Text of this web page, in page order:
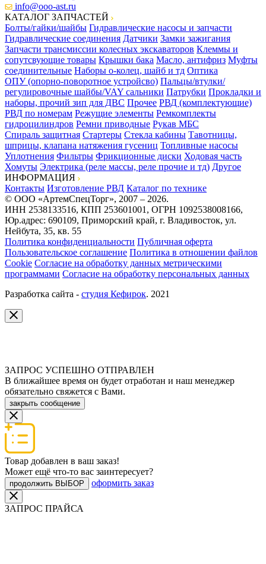
info@ooo-ast.ru
КАТАЛОГ ЗАПЧАСТЕЙ
Болты/гайки/шайбы Гидравлические насосы и запчасти
Гидравлические соединения Датчики Замки зажигания
Запчасти трансмиссии колесных экскаваторов Клеммы и
сопутсвующие товары Крышки бака Масло, антифриз Муфты
соединительные Наборы о-колец, шайб и тд Оптика
ОПУ (опорно-поворотное устройсво) Пальцы/втулки/
регулировочные шайбы/VAY сальники Патрубки Прокладки и
наборы, прочий зип для ДВС Прочее РВД (комплектующие)
РВД по номерам Режущие элементы Ремкомплекты
гидроцилиндров Ремни приводные Рукав МБС
Спираль защитная Стартеры Стекла кабины Тавотницы,
шприцы, клапана натяжения гусениц Топливные насосы
Уплотнения Фильтры Фрикционные диски Ходовая часть
Хомуты Электрика (реле массы, реле прочие и тд) Другое
ИНФОРМАЦИЯ
Контакты Изготовление РВД Каталог по технике
© ООО «АртемСпецТорг», 2007 – 2026.
ИНН 2538133516, КПП 253601001, ОГРН 1092538008166,
Юр.адрес: 690109, Приморский край, г. Владивосток, ул.
Нейбута, 35, кв. 55
Политика конфиденциальности Публичная оферта
Пользовательское соглашение Политика в отношении файлов
Cookie Согласие на обработку данных метрическими
программами Согласие на обработку персональных данных
Разработка сайта - студия Кефирок. 2021
ЗАПРОС УСПЕШНО ОТПРАВЛЕН
В ближайшее время он будет отработан и наш менеджер
обязательно свяжется с Вами.
закрыть сообщение
Товар добавлен в ваш заказ!
Может ещё что-то вас заинтересует?
продолжить ВЫБОР оформить заказ
ЗАПРОС ПРАЙСА